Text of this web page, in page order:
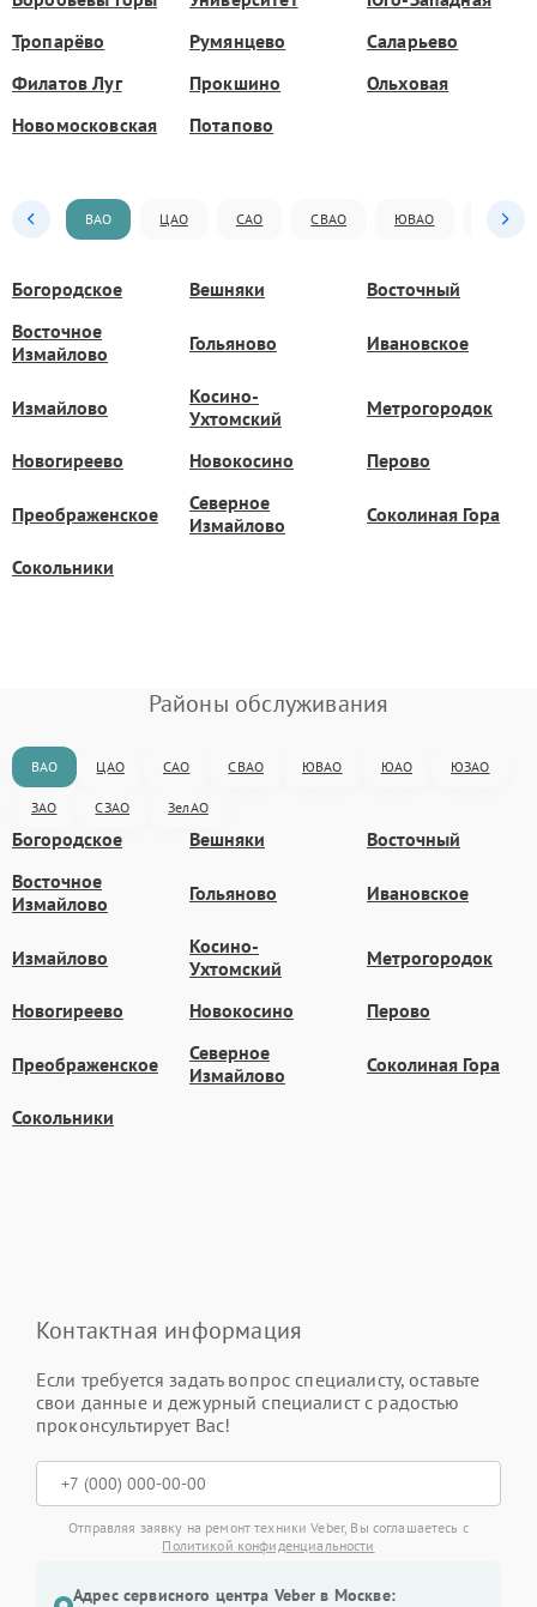
Тропарёво
Румянцево
Саларьево
Филатов Луг
Прокшино
Ольховая
Новомосковская
Потапово
ВАО ЦАО САО СВАО ЮВАО ЮАО
Богородское Вешняки
Восточный
Восточное
Измайлово
Гольяново Ивановское
Измайлово
Косино-
Ухтомский
Метрогородок
Новогиреево Новокосино Перово
Преображенское
Северное
Измайлово
Соколиная Гора
Сокольники
Районы обслуживания
ВАО ЦАО САО СВАО ЮВАО ЮАО ЮЗАО
ЗАО СЗАО ЗелАО
Богородское Вешняки
Восточный
Восточное
Измайлово
Гольяново Ивановское
Измайлово
Косино-
Ухтомский
Метрогородок
Новогиреево Новокосино Перово
Преображенское
Северное
Измайлово
Соколиная Гора
Сокольники
Контактная информация
Если требуется задать вопрос специалисту, оставьте
свои данные и дежурный специалист с радостью
проконсультирует Вас!
Отправляя заявку на ремонт техники Veber, Вы соглашаетесь с
Политикой конфиденциальности
Адрес сервисного центра Veber в Москве: